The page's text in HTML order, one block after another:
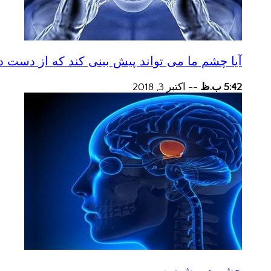
آیا چشم ما می تواند پیش بینی کند که از
5:42 ب.ظ -- اکتبر 3, 2018